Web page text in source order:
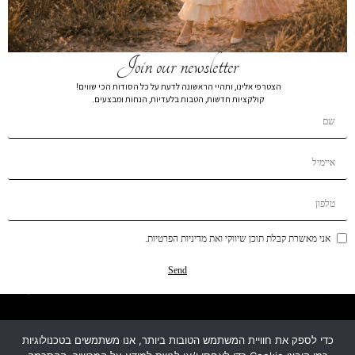
קטגוריות
מידע
כדי לספק את חוויית המשתמש הטובות ביותר, אנו משתמשים בטכנולוגיות
Join our newsletter
הצטרפי אלינו, ותהיי הראשונה לדעת על כל הסודות הכי שווים!
קולקציות חדשות, הטבות בלעדיות, הנחות ומבצעים.
אני מאשרת קבלת תוכן שיווקי ואת מדיניות הפרטיות.
Send